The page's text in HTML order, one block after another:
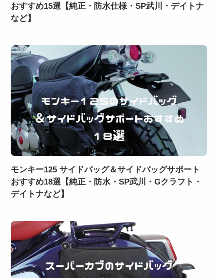
おすすめ15選【純正・防水仕様・SP武川・デイトナ
など】
モンキー125 サイドバッグ＆サイドバッグサポート
おすすめ18選【純正・防水・SP武川・Gクラフト・
デイトナなど】